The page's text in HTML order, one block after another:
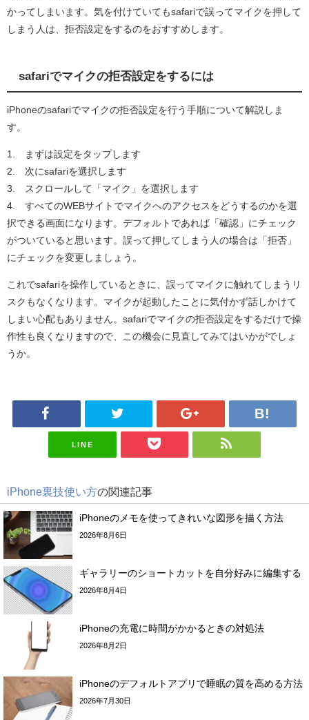
かってしまいます。気を付けていてもsafariで誤ってマイクを押して
しまう人は、拒否設定をするのをおすすめします。
safariでマイクの拒否設定をするには
iPhoneのsafariでマイクの拒否設定を行う手順について解説しま
す。
1. まずは設定をタップします
2. 次にsafariを選択します
3. スクロールして「マイク」を選択します
4. すべてのWEBサイトでマイクへのアクセスをどうするのかを選
択できる画面になります。デフォルトであれば「確認」にチェック
がついていると思います。誤って押してしまう人の場合は「拒否」
にチェックを変更しましょう。
これでsafariを操作しているときに、誤ってマイクに触れてしまうリ
スクもなくなります。マイクが起動したことに気付かず話しかけて
しまい心配もありません。safariでマイクの拒否設定をするだけで操
作性も良くなりますので、この機会に見直してみてはいかがでしょ
うか。
LINE
iPhone裏技使い方の関連記事
iPhoneのメモを使ってきれいな図形を描く方法
2026年8月6日
ギャラリーのショートカットを自分好みに編集する
2026年8月4日
iPhoneの充電に時間がかかるときの対処法
2026年8月2日
iPhoneのデフォルトアプリで睡眠の質を高める方法
2026年7月30日